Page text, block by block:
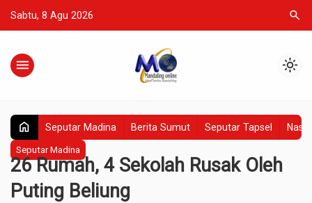
Sabtu, 8 Agu 2026 search
menu light_mode
home Seputar Madina Berita Sumut Seputar Tapsel
Seputar Madina
26 Rumah, 4 Sekolah Rusak Oleh
Puting Beliung